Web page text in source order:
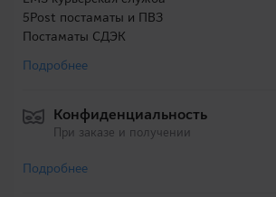
5Post постаматы и ПВЗ
Постаматы СДЭК
Подробнее
Конфиденциальность
При заказе и получении
Подробнее